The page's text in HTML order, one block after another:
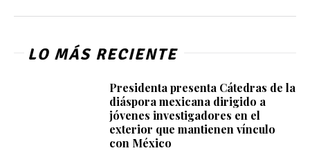
LO MÁS RECIENTE
Presidenta presenta Cátedras de la
diáspora mexicana dirigido a
jóvenes investigadores en el
exterior que mantienen vínculo
con México